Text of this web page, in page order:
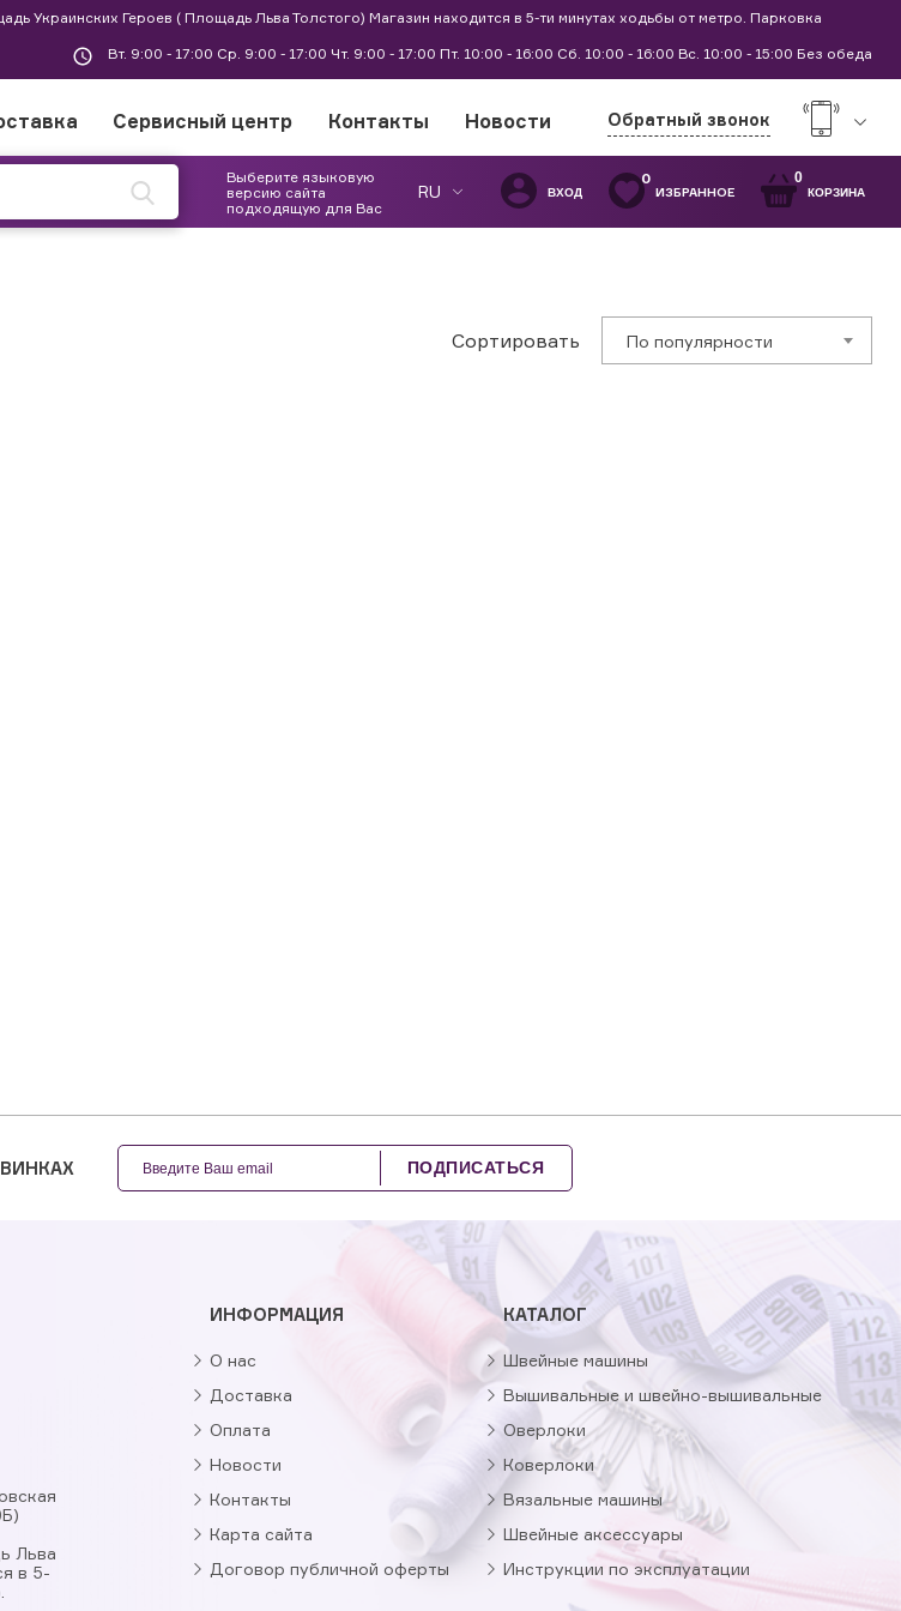
Украинских Героев ( Площадь Льва Толстого) Магазин находится в 5-ти минутах ходьбы от метро. Парковка
Вт. 9:00 - 17:00 Ср. 9:00 - 17:00 Чт. 9:00 - 17:00 Пт. 10:00 - 16:00 Сб. 10:00 - 16:00 Вс. 10:00 - 15:00 Без обеда
Сервисный центр Контакты Новости Обратный звонок
Выберите языковую
версию сайта
подходящую для Вас
RU ВХОД
0
ИЗБРАННОЕ
0
КОРЗИНА
Сортировать По популярности
ПОДПИСАТЬСЯ
Льва
в 5-
ИНФОРМАЦИЯ
О нас
Доставка
Оплата
Новости
Контакты
Карта сайта
Договор публичной оферты
КАТАЛОГ
Швейные машины
Вышивальные и швейно-вышивальные
Оверлоки
Коверлоки
Вязальные машины
Швейные аксессуары
Инструкции по эксплуатации